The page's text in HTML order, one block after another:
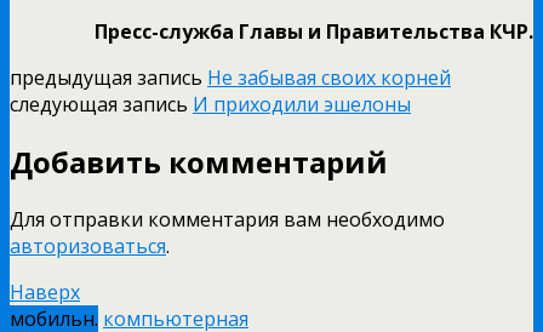
Пресс-служба Главы и Правительства КЧР.
предыдущая запись Не забывая своих корней
следующая запись И приходили эшелоны
Добавить комментарий
Для отправки комментария вам необходимо
авторизоваться.
Наверх
мобильн. компьютерная